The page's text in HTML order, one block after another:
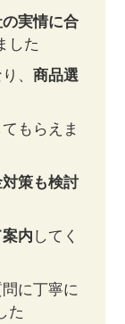
の実情に合
した
、 商品選
もらえま
策も検討
内 してく
に丁寧に
た